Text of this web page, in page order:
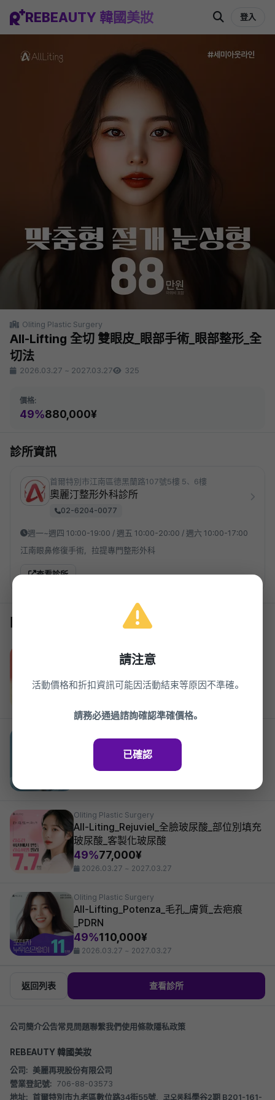
REBEAUTY 韓國美妝 登入
Oliting Plastic Surgery
All-Lifting 全切 雙眼皮_眼部手術_眼部整形_全
切法
2026.03.27 ~ 2027.03.27 325
價格:
49%880,000¥
診所資訊
首爾特別市江南區德黑蘭路107號5樓 5、6樓
奧麗汀整形外科診所
02-6204-0077
週一~週四 10:00-19:00 / 週五 10:00-20:00 / 週六 10:00-17:00
江南眼鼻修復手術，拉提專門整形外科
查看診所
Oliting Plastic Surgery
All-Lifting_肌膚營養針_PDRN_水光針_光彩
49%44,000¥
All-Lifting 水分滿滿 水光針_水光針
_Vitaran_高純度_PDRN_鮭魚
49%65,000¥
Oliting Plastic Surgery
All-Liting_Rejuviel_全臉玻尿酸_部位別填充
玻尿酸_客製化玻尿酸
49%77,000¥
2026.03.27 ~ 2027.03.27
Oliting Plastic Surgery
All-Lifting_Potenza_毛孔_膚質_去疤痕
_PDRN
49%110,000¥
2026.03.27 ~ 2027.03.27
返回列表 查看診所
公司簡介公告常見問題聯繫我們使用條款隱私政策
REBEAUTY 韓國美妝
公司: 美麗再現股份有限公司
營業登記號: 706-88-03573
地址: 首爾特別市九老區數位路34街55號，코오롱科學谷2期 B201-161-
請注意
活動價格和折扣資訊可能因活動結束等原因不準確。
請務必通過諮詢確認準確價格。
已確認